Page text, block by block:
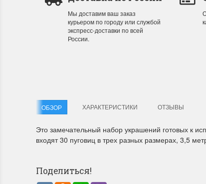
Мы доставим ваш заказ
курьером по городу или службой
экспресс-доставки по всей
России.
ОБЗОР ХАРАКТЕРИСТИКИ ОТЗЫВЫ
Это замечательный набор украшений готовых к
входят 30 пуговиц в трех разных размерах, 3,5
Поделиться!